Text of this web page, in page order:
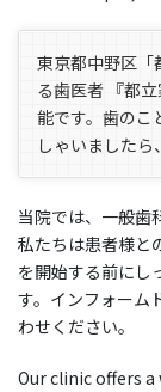
東京都中野区「
る歯医者 『都
能です。歯のこ
しゃいましたら
当院では、一般歯
私たちは患者様と
を開始する前にし
す。インフォーム
わせください。
Our clinic offers